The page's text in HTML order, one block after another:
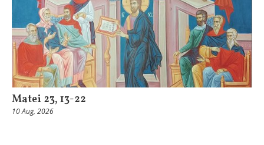
Matei 23, 13-22
10 Aug, 2026